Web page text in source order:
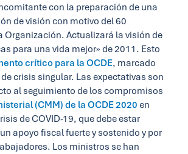
con la preparación de una
de visión con motivo del60
Organización. Actualizará la visión de
para una vida mejor» de 2011. Esto
crítico para la OCDE, marcado
crisis singular. Las expectativas son
al seguimiento de los compromisos
(CMM) de la OCDE 2020 en
de COVID-19, que debe estar
apoyo fiscal fuerte y sostenido y por
Los ministros se han